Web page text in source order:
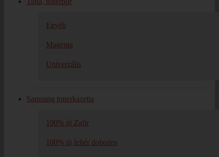
Egyéb
Magenta
Univerzális
Samsung tonerkazetta
100% új Zafir
100% új fehér dobozos